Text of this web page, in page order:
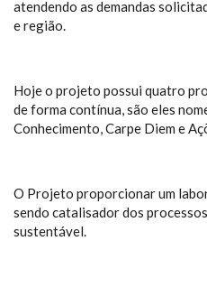
atendendo as demandas
e região.
Hoje o projeto possui quatro
de forma contínua, são eles
Conhecimento, Carpe Diem e
O Projeto proporcionar um
sendo catalisador dos
sustentável.